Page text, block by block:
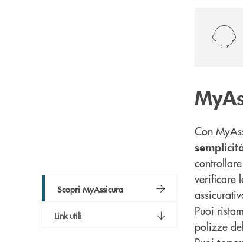
Scopri MyAssicura
Link utili
Con
verificare
Puoi
polizze